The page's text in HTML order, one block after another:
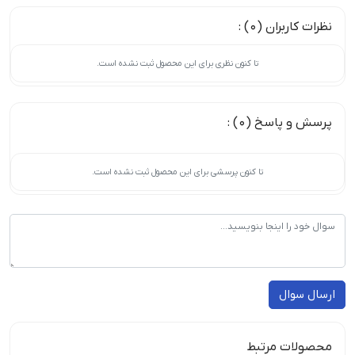
نظرات کاربران (0) :
تا کنون نظری برای این محصول ثبت نشده است.
پرسش و پاسخ (0) :
تا کنون پرسشی برای این محصول ثبت نشده است.
ارسال سوال
محصولات مرتبط